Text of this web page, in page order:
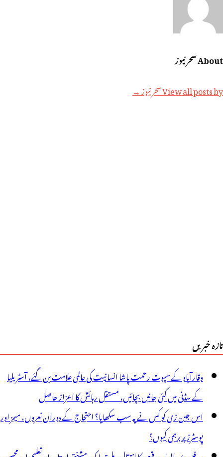
About سحر نیوز
View all posts by سحر نیوز →
تازہ خبریں
وقارآباد کے سپوت رحمت پاشا انسانیت کی عالمی علامت بن گئے، آسٹریلیا
کے سڈنی میں کئی جانیں بچائیں، مستقل رہائش کا اعزاز حاصل
اس جین زی کو کس نے یہ سب سکھایا؟ احتجاج کے دوران نعروں، میمز اور
پوسٹرز پر برہمی کیوں؟